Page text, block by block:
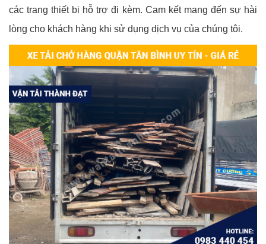
các trang thiết bị hỗ trợ đi kèm. Cam kết mang đến sự hài
lòng cho khách hàng khi sử dụng dịch vụ của chúng tôi.